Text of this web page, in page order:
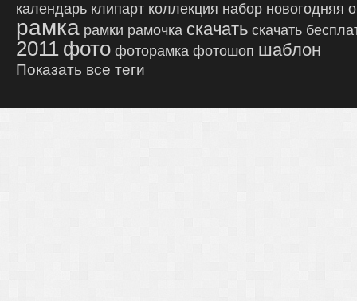
календарь клипарт коллекция набор новогодняя
рамка рамки рамочка скачать скачать
2011 фото фоторамка фотошоп шаблон
Показать все теги